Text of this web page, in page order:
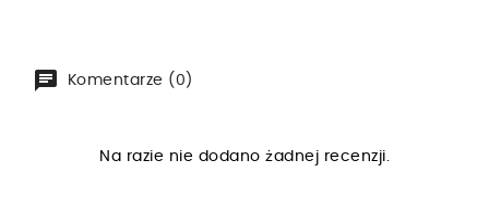
Komentarze (0)
Na razie nie dodano żadnej recenzji.